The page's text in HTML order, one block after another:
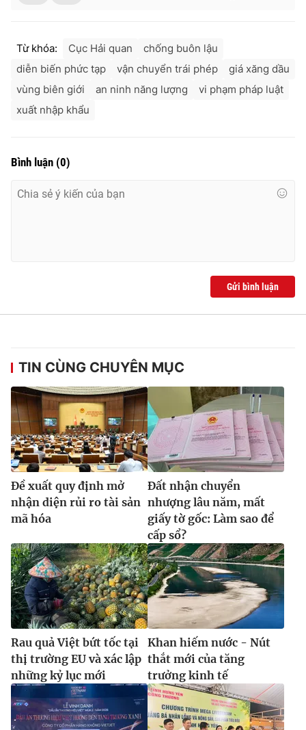
Từ khóa: Cục Hải quan
chống buôn lậu
diễn biến phức tạp
vận chuyển trái phép
giá xăng dầu
vùng biên giới
an ninh năng lượng
vi phạm pháp luật
xuất nhập khẩu
Bình luận (0)
Gửi bình luận
TIN CÙNG CHUYÊN MỤC
Ðề xuất quy định mở
nhận diện rủi ro tài sản
mã hóa
Đất nhận chuyển
nhượng lâu năm, mất
giấy tờ gốc: Làm sao để
cấp sổ?
Rau quả Việt bứt tốc tại
thị trường EU và xác lập
những kỷ lục mới
Khan hiếm nước - Nút
thắt mới của tăng
trưởng kinh tế